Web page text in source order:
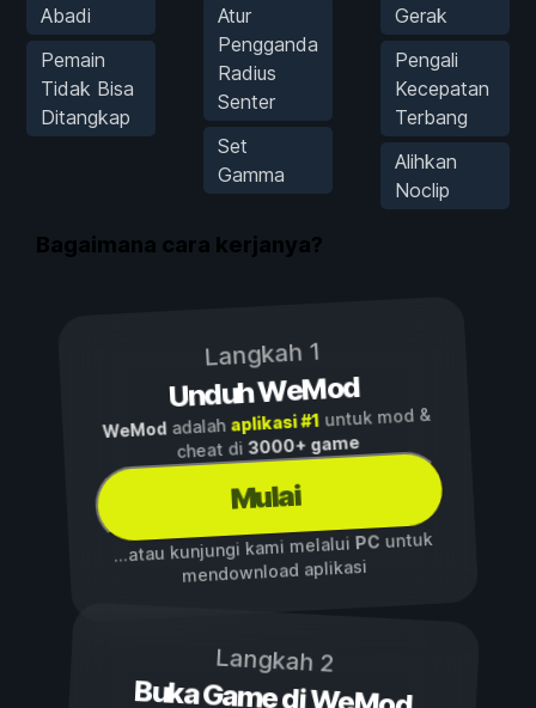
Abadi
Pemain
Tidak Bisa
Ditangkap
Atur
Pengganda
Radius
Senter
Set
Gamma
Gerak
Pengali
Kecepatan
Terbang
Alihkan
Noclip
Bagaimana cara kerjanya?
Langkah 1
Unduh WeMod
WeModadalah aplikasi #1untuk mod &
cheat di3000+ game
Mulai
...atau kunjungi kami melalui PCuntuk
mendownload aplikasi
Langkah 2